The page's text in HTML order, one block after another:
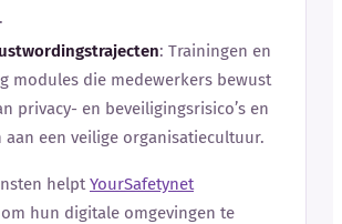
: Trainingen en
modules die medewerkers bewust
privacy- en beveiligingsrisico’s en
aan een veilige organisatiecultuur.
helpt YourSafetynet
hun digitale omgevingen te